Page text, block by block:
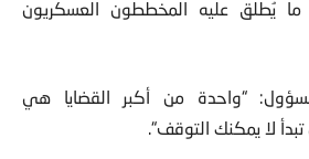
تبدأ لا يمكنك التوقف“.